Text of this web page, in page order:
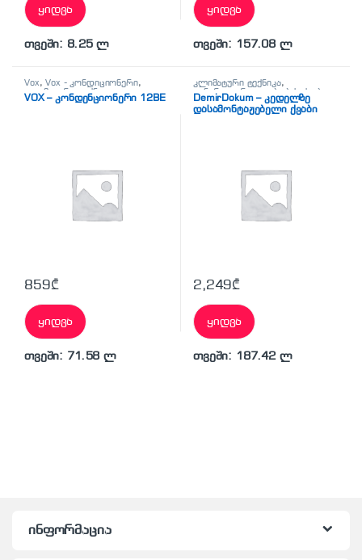
ყიდვა
თვეში: 8.25 ლ
ყიდვა
თვეში: 157.08 ლ
Vox,Vox - კონდიციონერი,
კლიმატური ტექნიკა ,
კონდენციონერი
VOX – კონდენციონერი 12BE
859₾
ყიდვა
თვეში: 71.58 ლ
კლიმატური ტექნიკა,
ცენტრალური გათბობის ქვაბი
DemirDokum – კედელზე
დასამონტაჟებელი ქვაბი
2,249₾
ყიდვა
თვეში: 187.42 ლ
ინფორმაცია